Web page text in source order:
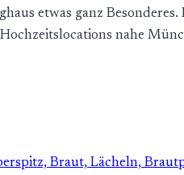
etwas ganz
nahe